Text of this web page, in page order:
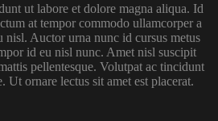
ut labore et dolore magna aliqua. Id
at tempor commodo ullamcorper a
nisl. Auctor urna nunc id cursus metus
id eu nisl nunc. Amet nisl suscipit
pellentesque. Volutpat ac tincidunt
ornare lectus sit amet est placerat.